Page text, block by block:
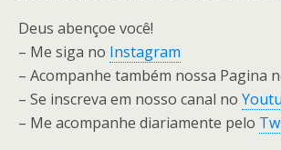
Deus abençoe você!
– Me siga no Instagram
– Acompanhe também nossa Pagina
– Se inscreva em nosso canal no
– Me acompanhe diariamente pelo